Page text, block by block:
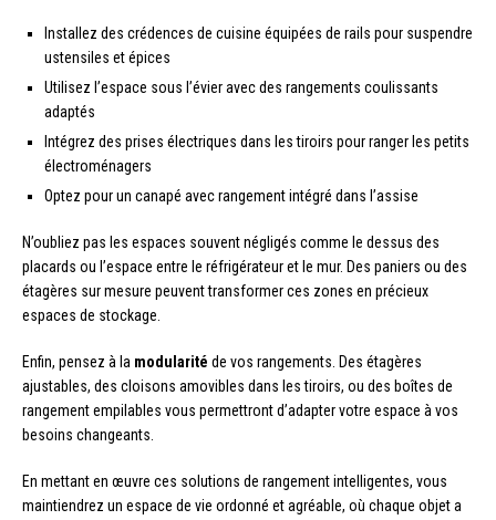
Installez des crédences de cuisine équipées de rails pour suspendre
ustensiles et épices
Utilisez l’espace sous l’évier avec des rangements coulissants
adaptés
Intégrez des prises électriques dans les tiroirs pour ranger les petits
électroménagers
Optez pour un canapé avec rangement intégré dans l’assise
N’oubliez pas les espaces souvent négligés comme le dessus des
placards ou l’espace entre le réfrigérateur et le mur. Des paniers ou des
étagères sur mesure peuvent transformer ces zones en précieux
espaces de stockage.
Enfin, pensez à la modularité de vos rangements. Des étagères
ajustables, des cloisons amovibles dans les tiroirs, ou des boîtes de
rangement empilables vous permettront d’adapter votre espace à vos
besoins changeants.
En mettant en œuvre ces solutions de rangement intelligentes, vous
maintiendrez un espace de vie ordonné et agréable, où chaque objet a